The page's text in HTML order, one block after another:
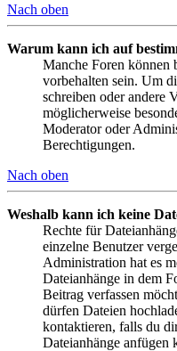
Nach oben
Warum kann ich auf
Manche Foren können
vorbehalten sein. Um
schreiben oder andere
möglicherweise
Moderator oder
Berechtigungen.
Nach oben
Weshalb kann ich keine
Rechte für
einzelne Benutzer
Administration hat es
Dateianhänge in dem
Beitrag verfassen
dürfen Dateien
kontaktieren, falls du
Dateianhänge anfügen